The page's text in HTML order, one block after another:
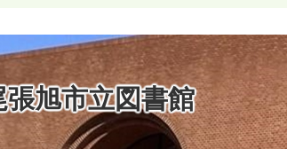
張旭市立図書館